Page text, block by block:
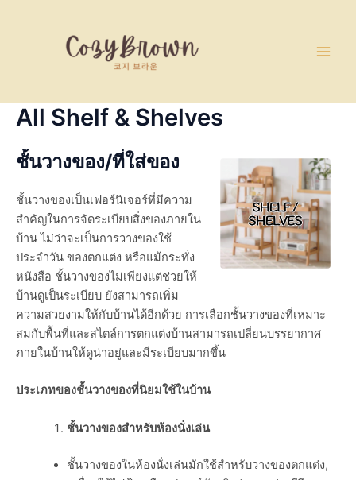
All Shelf & Shelves
ชั้นวางของ/ที่ใส่ของ
ชั้นวางของเป็นเฟอร์นิเจอร์ที่มีความ
สำคัญในการจัดระเบียบสิ่งของภายใน
บ้าน ไม่ว่าจะเป็นการวางของใช้
ประจำวัน ของตกแต่ง หรือแม้กระทั่ง
หนังสือ ชั้นวางของไม่เพียงแต่ช่วยให้
บ้านดูเป็นระเบียบ ยังสามารถเพิ่ม
ความสวยงามให้กับบ้านได้อีกด้วย การเลือกชั้นวางของที่เหมาะ
สมกับพื้นที่และสไตล์การตกแต่งบ้านสามารถเปลี่ยนบรรยากาศ
ภายในบ้านให้ดูน่าอยู่และมีระเบียบมากขึ้น
ประเภทของชั้นวางของที่นิยมใช้ในบ้าน
ชั้นวางของสำหรับห้องนั่งเล่น
ชั้นวางของในห้องนั่งเล่นมักใช้สำหรับวางของตกแต่ง,